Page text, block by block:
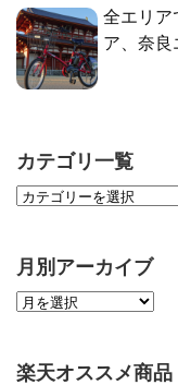
全エリア
ア、奈良
カテゴリ一覧
月別アーカイブ
楽天オススメ商品